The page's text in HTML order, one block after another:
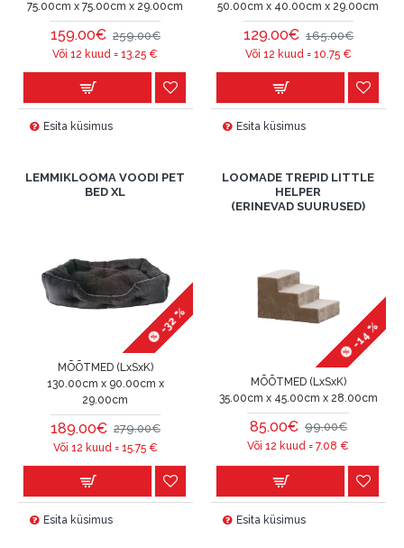
75.00cm x 75.00cm x 29.00cm
159.00€ 259.00€
Või 12 kuud =13.25 €
Esita küsimus
50.00cm x 40.00cm x 29.00cm
129.00€ 165.00€
Või 12 kuud = 10.75€
Esita küsimus
LEMMIKLOOMA VOODI PET
BED XL
-32 %
MÕÕTMED (LxSxK)
130.00cm x 90.00cm x
29.00cm
189.00€ 279.00€
Või 12 kuud = 15.75€
Esita küsimus
LOOMADE TREPID LITTLE
HELPER
(ERINEVAD SUURUSED)
-14 %
MÕÕTMED (LxSxK)
35.00cm x 45.00cm x 28.00cm
85.00€ 99.00€
Või 12 kuud =7.08 €
Esita küsimus